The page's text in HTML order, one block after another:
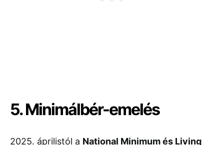
5. Minimálbér-emelés
2025. áprilistól a National Minimum és Living